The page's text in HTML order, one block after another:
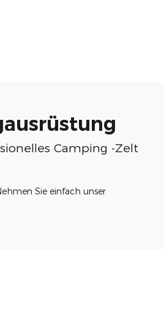
Camping -Zelt
Sie einfach unser